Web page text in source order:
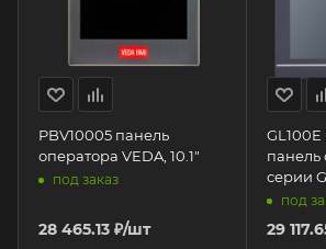
PBV10005 панель
оператора VEDA, 10.1"
под заказ
28 465.13 ₽/шт
панель
серии
10"
под
29